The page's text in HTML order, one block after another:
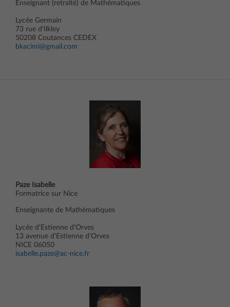
Enseignant (retraité) de Mathématiques
Lycée Germain
73 rue d'Ilkley
50208 Coutances CEDEX
bkacimi@gmail.com
Paze Isabelle
Formatrice sur Nice
Enseignante de Mathématiques
Lycée d'Estienne d'Orves
13 avenue d'Estienne d'Orves
NICE 06050
isabelle.paze@ac-nice.fr